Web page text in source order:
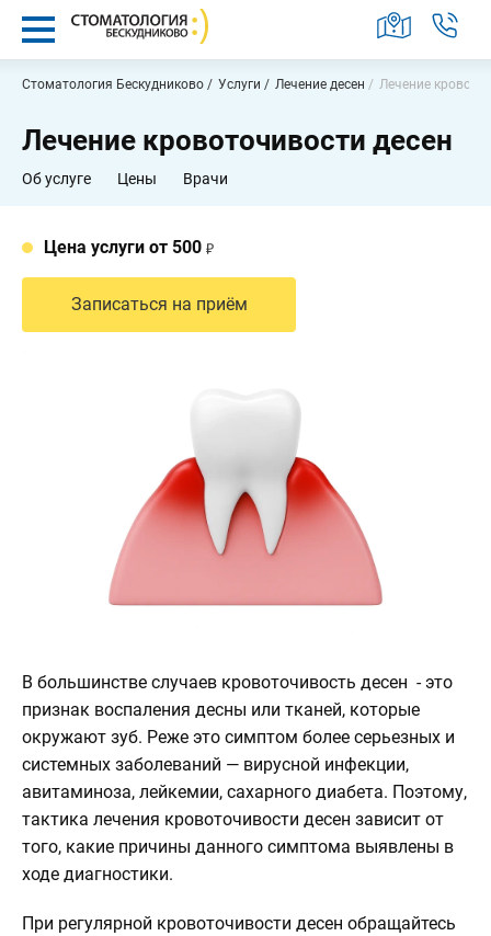
Стоматология Бескудниково Услуги Лечение десен Лечение
Об услуге Цены Врачи
Лечение кровоточивости десен
Цена услуги от 500
Записаться на приём
В большинстве случаев кровоточивость десен - это
признак воспаления десны или тканей, которые
окружают зуб. Реже это симптом более серьезных и
системных заболеваний — вирусной инфекции,
авитаминоза, лейкемии, сахарного диабета. Поэтому,
тактика лечения кровоточивости десен зависит от
того, какие причины данного симптома выявлены в
ходе диагностики.
При регулярной кровоточивости десен обращайтесь
Заказать звонок
Москва,
2А
Пн-
Вс
21:00
Найти услугу, врача или статью
Контакты
по